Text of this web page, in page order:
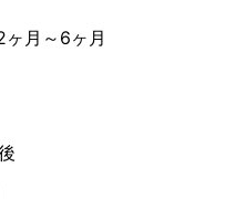
月～6ヶ月